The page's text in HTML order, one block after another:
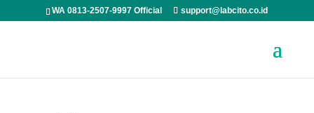
WA 0813-2507-9997 Official support@labcito.co.id